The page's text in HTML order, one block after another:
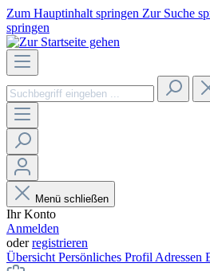
Zum Hauptinhalt springen Zur Suche
springen
Menü schließen
Ihr Konto
Anmelden
oderregistrieren
Übersicht Persönliches Profil Adressen